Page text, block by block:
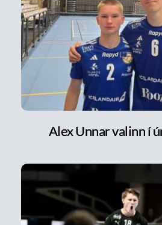
Alex Unnar valinn í